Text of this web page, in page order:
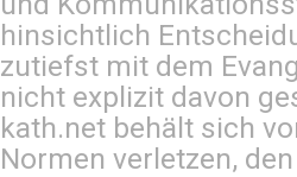
hinsichtlich
zutiefst mit dem
nicht explizit davon
kath.net behält sich
Normen verletzen,